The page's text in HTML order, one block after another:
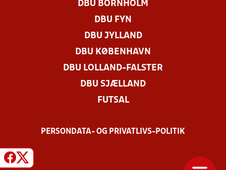
DBU BORNHOLM
DBU FYN
DBU JYLLAND
DBU KØBENHAVN
DBU LOLLAND-FALSTER
DBU SJÆLLAND
FUTSAL
PERSONDATA- OG PRIVATLIVS-POLITIK